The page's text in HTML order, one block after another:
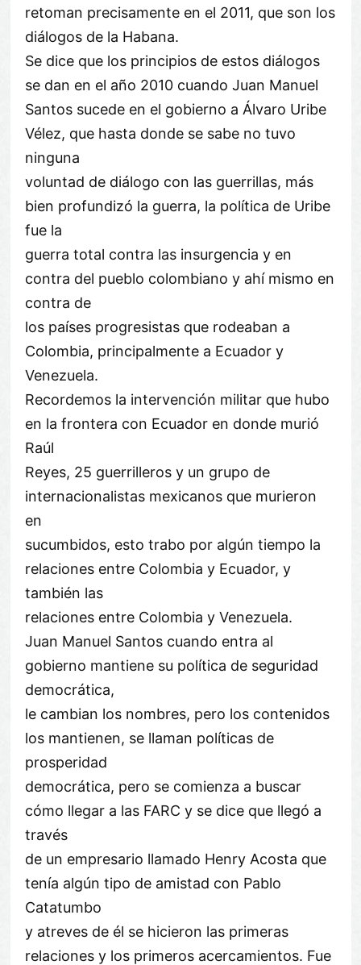
retoman precisamente en el 2011, que son los
diálogos de la Habana.
Se dice que los principios de estos diálogos
se dan en el año 2010 cuando Juan Manuel
Santos sucede en el gobierno a Álvaro Uribe
Vélez, que hasta donde se sabe no tuvo
ninguna
voluntad de diálogo con las guerrillas, más
bien profundizó la guerra, la política de Uribe
fue la
guerra total contra las insurgencia y en
contra del pueblo colombiano y ahí mismo en
contra de
los países progresistas que rodeaban a
Colombia, principalmente a Ecuador y
Venezuela.
Recordemos la intervención militar que hubo
en la frontera con Ecuador en donde murió
Raúl
Reyes, 25 guerrilleros y un grupo de
internacionalistas mexicanos que murieron
en
sucumbidos, esto trabo por algún tiempo la
relaciones entre Colombia y Ecuador, y
también las
relaciones entre Colombia y Venezuela.
Juan Manuel Santos cuando entra al
gobierno mantiene su política de seguridad
democrática,
le cambian los nombres, pero los contenidos
los mantienen, se llaman políticas de
prosperidad
democrática, pero se comienza a buscar
cómo llegar a las FARC y se dice que llegó a
través
de un empresario llamado Henry Acosta que
tenía algún tipo de amistad con Pablo
Catatumbo
y atreves de él se hicieron las primeras
relaciones y los primeros acercamientos. Fue